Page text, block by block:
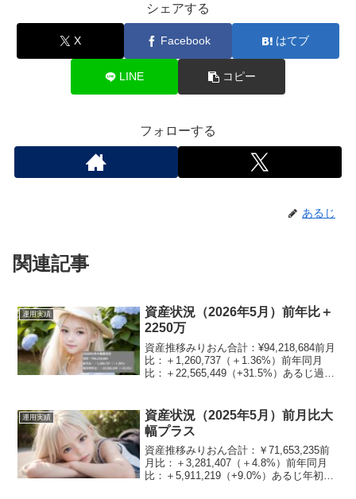
シェアする
X Facebook はてブ
LINE コピー
フォローする
あるじ
関連記事
運用実績
資産状況（2026年5月）前年比＋
2250万
資産推移みりおん合計：¥94,218,684前月
比：＋1,260,737（＋1.36%）前年同月
比：＋22,565,449（+31.5%）あるじ過去
23%不動産：...
運用実績
資産状況（2025年5月）前月比大
幅プラス
資産推移みりおん合計：￥71,653,235前
月比：＋3,281,407（＋4.8%）前年同月
比：＋5,911,219（+9.0%）あるじ年初と